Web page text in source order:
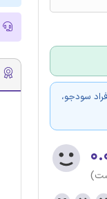
سودجو،